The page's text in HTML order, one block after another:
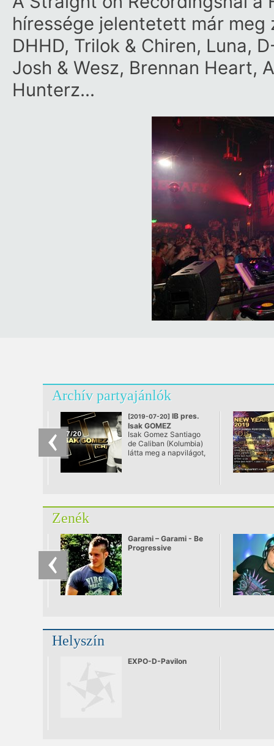
híressége jelentetett már meg
DHHD, Trilok & Chiren, Luna,
Josh & Wesz, Brennan Heart,
Hunterz…
Archív partyajánlók
[2019-07-20] IB pres.
Isak GOMEZ
@ InToto Budapest
Isak Gomez Santiago
de Caliban (Kolumbia)
látta meg a napvilágot,
lemezeket mixelt.
Zenék
Garami – Garami - Be
Progressive
Helyszín
EXPO-D-Pavilon